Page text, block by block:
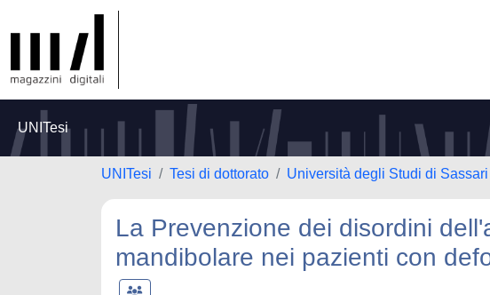
UNITesi
UNITesi Tesi di dottorato Università degli Studi di Sassari
La Prevenzione dei disordini
mandibolare nei pazienti con